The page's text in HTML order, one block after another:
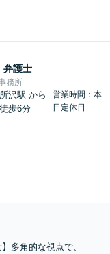
弁護士
務所
所沢駅から
徒歩6分
営業時間：本
日定休日
多角的な視点で、